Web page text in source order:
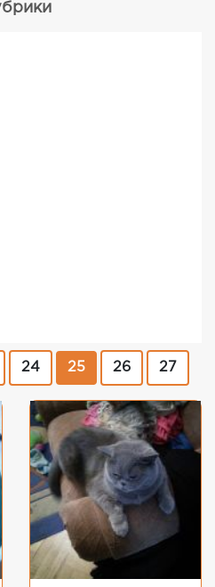
24 25 26 27